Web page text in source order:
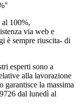
100%,
via web e
è sempre riuscita- di
esperti sono a
alla lavorazione
garantisce la massima
dal lunedì al